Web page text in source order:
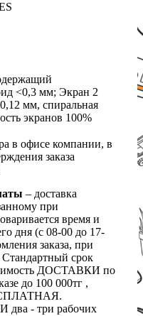
<0,3 мм; Экран 2
мм, спиральная
экранов 100%
в офисе компании, в
заказа
– доставка
при
время и
дня (с 08-00 до 17-
заказа, при
срок
ДОСТАВКИ по
до 100 000тг ,
- три рабочих